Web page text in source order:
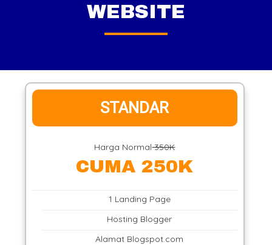
WEBSITE
STANDAR
Harga Normal350K
CUMA 250K
1 Landing Page
Hosting Blogger
Alamat Blogspot.com